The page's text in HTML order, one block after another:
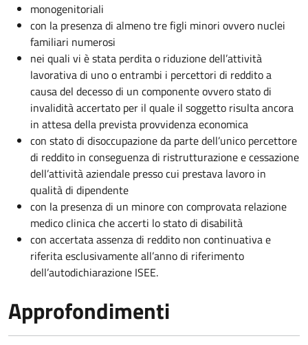
monogenitoriali
con la presenza di almeno tre figli minori ovvero nuclei
familiari numerosi
nei quali vi è stata perdita o riduzione dell’attività
lavorativa di uno o entrambi i percettori di reddito a
causa del decesso di un componente ovvero stato di
invalidità accertato per il quale il soggetto risulta ancora
in attesa della prevista provvidenza economica
con stato di disoccupazione da parte dell’unico percettore
di reddito in conseguenza di ristrutturazione e cessazione
dell’attività aziendale presso cui prestava lavoro in
qualità di dipendente
con la presenza di un minore con comprovata relazione
medico clinica che accerti lo stato di disabilità
con accertata assenza di reddito non continuativa e
riferita esclusivamente all’anno di riferimento
dell’autodichiarazione ISEE.
Approfondimenti